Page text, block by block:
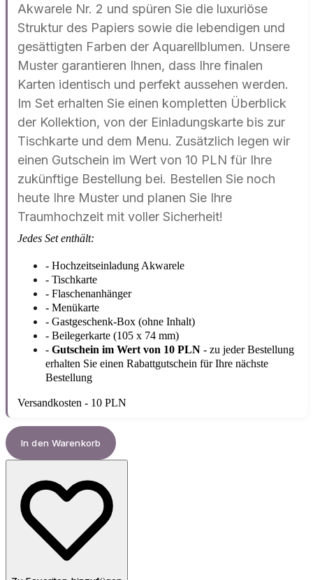
Akwarele Nr. 2 und spüren Sie die luxuriöse
Struktur des Papiers sowie die lebendigen und
gesättigten Farben der Aquarellblumen. Unsere
Muster garantieren Ihnen, dass Ihre finalen
Karten identisch und perfekt aussehen werden.
Im Set erhalten Sie einen kompletten Überblick
der Kollektion, von der Einladungskarte bis zur
Tischkarte und dem Menu. Zusätzlich legen wir
einen Gutschein im Wert von 10 PLN für Ihre
zukünftige Bestellung bei. Bestellen Sie noch
heute Ihre Muster und planen Sie Ihre
Traumhochzeit mit voller Sicherheit!
Jedes Set enthält:
- Hochzeitseinladung Akwarele
- Tischkarte
- Flaschenanhänger
- Menükarte
- Gastgeschenk-Box (ohne Inhalt)
- Beilegerkarte (105 x 74 mm)
- Gutschein im Wert von 10 PLN - zu jeder Bestellung
erhalten Sie einen Rabattgutschein für Ihre nächste
Bestellung
Versandkosten - 10 PLN
In den Warenkorb